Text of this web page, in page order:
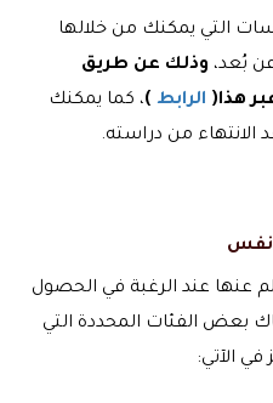
التي يمكنك من خلالها
بُعد، وذلك عن طريق
هذا( الرابط )، كما يمكنك
من دراسته.
نفس
عنها عند الرغبة في الحصول
بعض الفئات المحددة التي
في الآتي: